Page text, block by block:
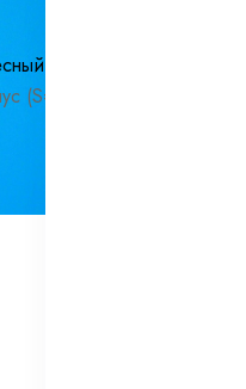
крепеж
(S=17, Lобщ=55мм,